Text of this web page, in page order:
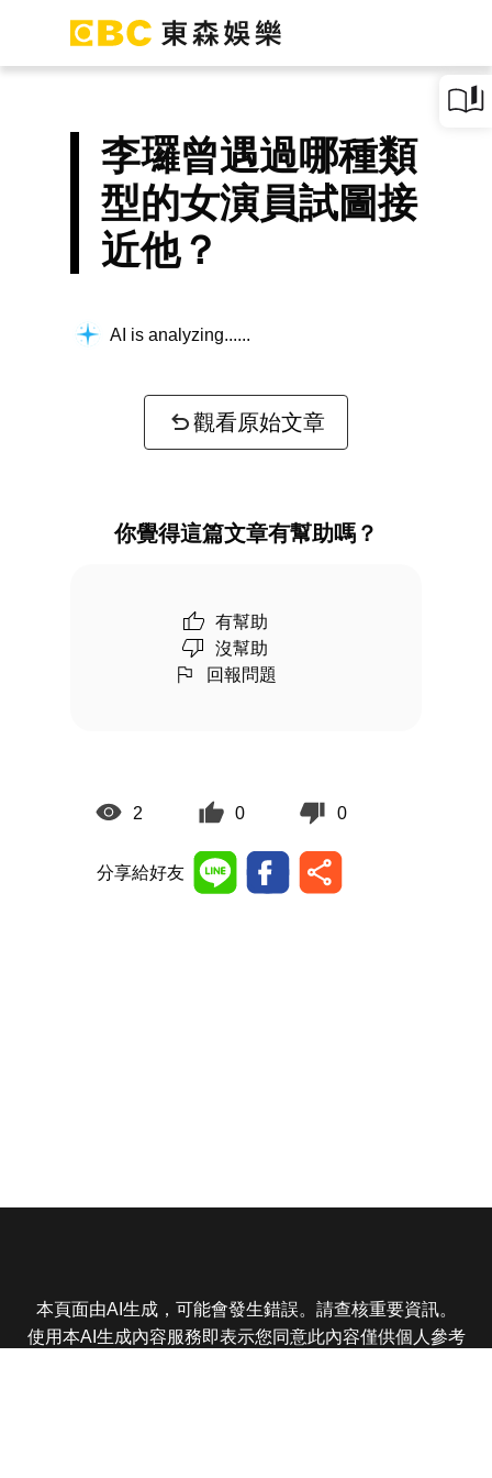
李㼈曾遇過哪種類
型的女演員試圖接
近他？
AI is analyzing...
觀看原始文章
你覺得這篇文章有幫助嗎？
有幫助
沒幫助
回報問題
2 0 0
分享給好友
本頁面由AI生成，可能會發生錯誤。請查核重要資訊。
使用本AI生成內容服務即表示您同意此內容僅供個人參考